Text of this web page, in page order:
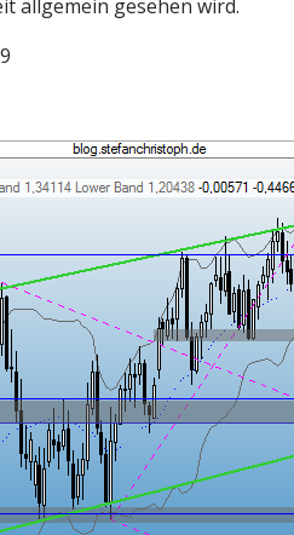
allgemein gesehen wird.